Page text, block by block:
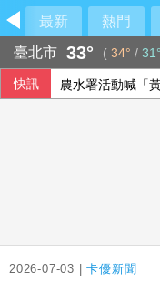
最新 熱門
臺北市 33° ( 34° / 31°
快訊 農水署活動喊「
2026-07-03 |卡優新聞